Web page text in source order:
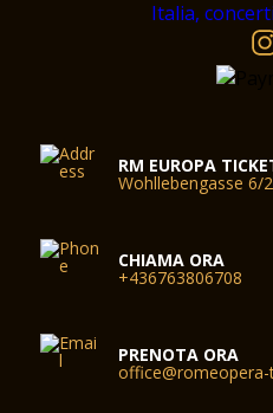
RM EUROPA
Wohllebengasse 6/
CHIAMA ORA
+436763806708
PRENOTA ORA